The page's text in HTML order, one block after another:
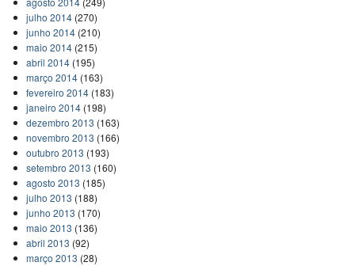
julho 2014(270)
junho 2014(210)
maio 2014(215)
abril 2014(195)
março 2014(163)
fevereiro 2014(183)
janeiro 2014(198)
dezembro 2013 (163)
novembro 2013 (166)
outubro 2013 (193)
setembro 2013 (160)
agosto 2013 (185)
julho 2013 (188)
junho 2013 (170)
maio 2013 (136)
abril 2013 (92)
março 2013 (28)